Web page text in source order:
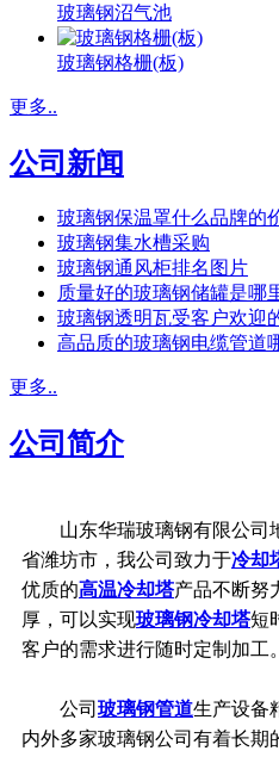
玻璃钢沼气池
玻璃钢格栅(板)
更多..
公司新闻
玻璃钢保温罩什么品牌的
玻璃钢集水槽采购
玻璃钢通风柜排名图片
质量好的玻璃钢储罐是哪
玻璃钢透明瓦受客户欢迎
高品质的玻璃钢电缆管道
更多..
公司简介
山东华瑞玻璃钢有限公司
省潍坊市，我公司致力于冷却
优质的高温冷却塔产品不断努
厚，可以实现玻璃钢冷却塔短
客户的需求进行随时定制加工。
公司 玻璃钢管道生产设备
内外多家玻璃钢公司有着长